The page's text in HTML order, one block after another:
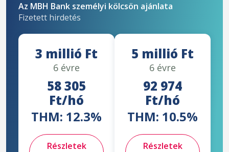
Az MBH Bank személyi kölcsön ajánlata
Fizetett hirdetés
3 millió Ft
6 évre
58 305
Ft/hó
THM: 12.3%
Részletek
5 millió Ft
6 évre
92 974
Ft/hó
THM: 10.5%
Részletek